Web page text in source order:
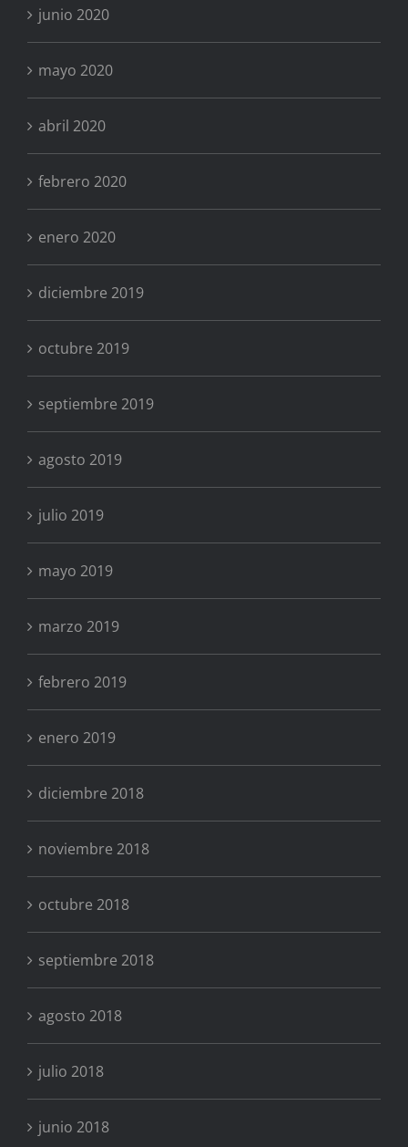
junio 2020
mayo 2020
abril 2020
febrero 2020
enero 2020
diciembre 2019
octubre 2019
septiembre 2019
agosto 2019
julio 2019
mayo 2019
marzo 2019
febrero 2019
enero 2019
diciembre 2018
noviembre 2018
octubre 2018
septiembre 2018
agosto 2018
julio 2018
junio 2018